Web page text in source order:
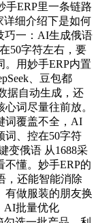
手ERP里一条链路
详细介绍下是如何
巧一：AI生成俄语
50字符左右，要
。用妙手ERP内置
、豆包都
据自动生成，还
词尽量往前放。
词覆盖不全，AI
词、控在50字符
变俄语 从1688采
懂。妙手ERP的
，还能智能消除
有做服装的朋友换
AI批量优化